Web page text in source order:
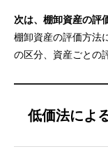
次は、棚卸資産の評
棚卸資産の評価方法
の区分、資産ごとの
低価法によ